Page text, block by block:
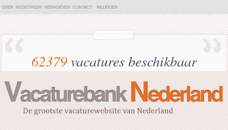
OVER REGISTREER WERKGEVER CONTACT INLOGGEN
62379vacatures beschikbaar